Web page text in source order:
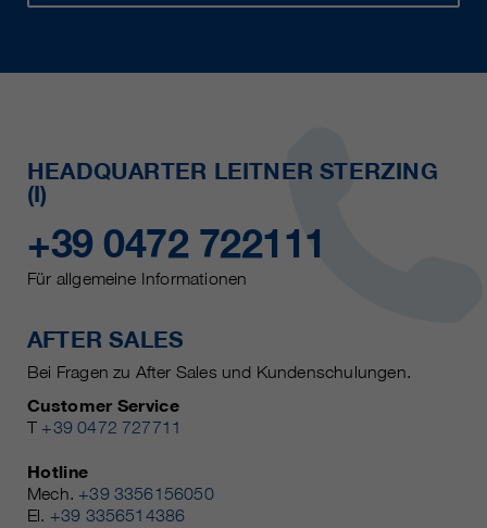
HEADQUARTER LEITNER STERZING
(I)
+39 0472 722111
Für allgemeine Informationen
AFTER SALES
Bei Fragen zu After Sales und Kundenschulungen.
Customer Service
T +39 0472 727711
Hotline
Mech. +39 3356156050
El. +39 3356514386